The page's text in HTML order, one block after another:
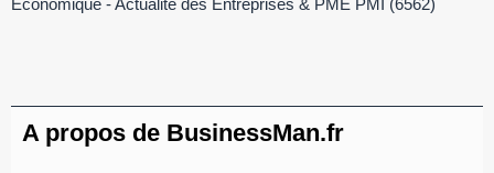
Economique - Actualité des Entreprises & PME PMI
(6562)
A propos de BusinessMan.fr